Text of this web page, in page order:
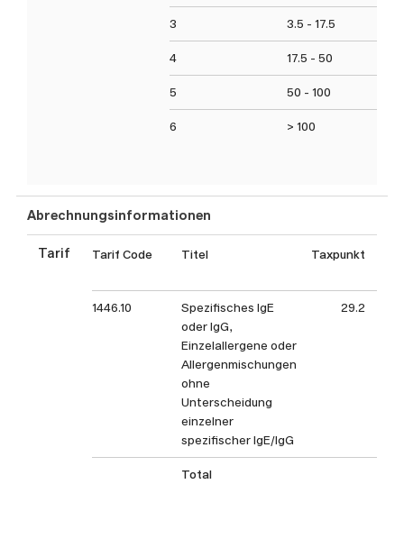
3 3.5 - 17.5
4 17.5 - 50
5 50 - 100
6 > 100
Abrechnungsinformationen
Tarif Tarif Code Titel Taxpunkt
1446.10
Spezifisches IgE
oder IgG,
Einzelallergene oder
Allergenmischungen
ohne
Unterscheidung
einzelner
spezifischer IgE/IgG
29.2
Total